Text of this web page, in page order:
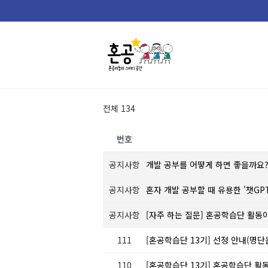
to
전체 134
번호
공지사항 개발 공부를 어떻게 하면 좋을까
공지사항 혼자 개발 공부할 때 유용한 '챗
공지사항 [자주 하는 질문] 혼공학습단 활동
111 [혼공학습단 13기] 선정 안내(명
110 [혼공학습단 13기] 혼공학습단 활